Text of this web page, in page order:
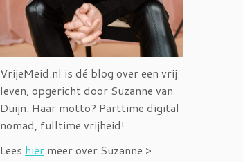
VrijeMeid.nl is dé blog over een vrij
leven, opgericht door Suzanne van
Duijn. Haar motto? Parttime digital
nomad, fulltime vrijheid!
Lees hier meer over Suzanne >